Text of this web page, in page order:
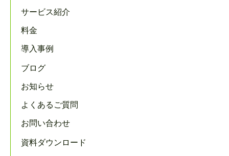
サービス紹介
料金
導入事例
ブログ
お知らせ
よくあるご質問
お問い合わせ
資料ダウンロード